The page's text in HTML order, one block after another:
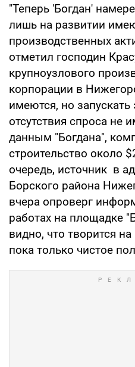
"Теперь 'Богдан'
лишь на развитии
производственных
отметил господин
крупноузлового
корпорации в
имеются, но
отсутствия спроса не
данным "Богдана",
строительство около
очередь, источник в
Борского района
вчера опроверг
работах на площадке
видно, что творится
пока только чистое